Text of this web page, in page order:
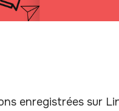
enregistrées sur